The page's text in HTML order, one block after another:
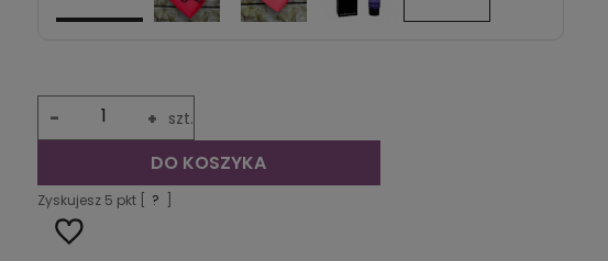
+
- szt.
DO KOSZYKA
Zyskujesz 5 pkt [ ?